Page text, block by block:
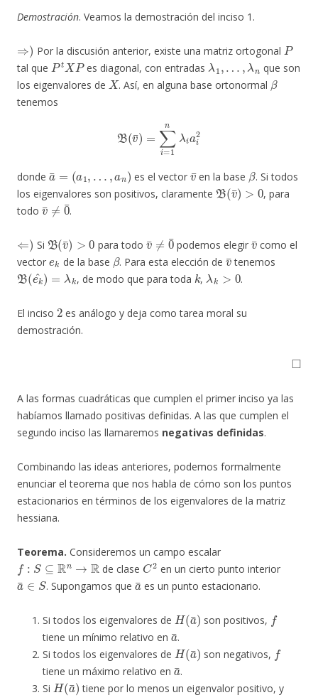
Demostración. Veamos la demostración del inciso 1.
)
Por la discusión anterior, existe una matriz ortogonal
P
tal que
PtXP
es diagonal, con entradas
λ1,… ,λn
que son
los eigenvalores de
X
. Así, en alguna base ortonormal
β
tenemos
1
donde
a
es el vector en la base
β
. Si todos
los eigenvalores son positivos, claramente
B(v¯)>0
, para
todo
v¯≠0¯
.
)
Si
B( v ¯
para todo
≠ 0¯
podemos elegir
como el
vector
ek
de la base
β
. Para esta elección de
v¯
tenemos
B(ek^ )= λk
, de modo que para toda
k
,
λk> 0
.
El inciso
2
es análogo y deja como tarea moral su
demostración.
◻
A las formas cuadráticas que cumplen el primer inciso ya las
habíamos llamado positivas definidas. A las que cumplen el
segundo inciso las llamaremos negativas definidas.
Combinando las ideas anteriores, podemos formalmente
enunciar el teorema que nos habla de cómo son los puntos
estacionarios en términos de los eigenvalores de la matriz
hessiana.
Teorema. Consideremos un campo escalar
f:S⊆Rn→R
de clase
C2
en un cierto punto interior
a ¯ ∈S
. Supongamos que
a ¯
es un punto estacionario.
Si todos los eigenvalores de
H(a ¯
son positivos,
f
tiene un mínimo relativo en
a¯
.
Si todos los eigenvalores de
H(a ¯
son negativos,
f
tiene un máximo relativo en
a¯
.
Si
H(a¯
tiene por lo menos un eigenvalor positivo, y
f